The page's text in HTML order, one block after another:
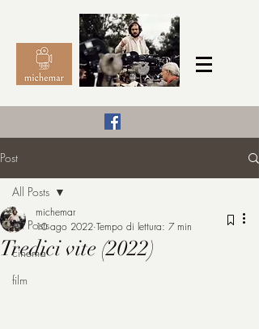
michemar
Post
All Posts
cinema
film
All Posts
Tredici vite (2022)
michemar
10 ago 2022 Tempo di lettura: 7 min